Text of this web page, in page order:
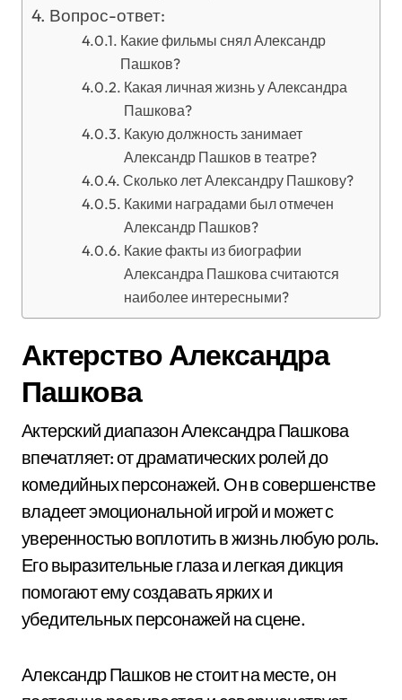
Вопрос-ответ:
Какие фильмы снял Александр
Пашков?
Какая личная жизнь у Александра
Пашкова?
Какую должность занимает
Александр Пашков в театре?
Сколько лет Александру Пашкову?
Какими наградами был отмечен
Александр Пашков?
Какие факты из биографии
Александра Пашкова считаются
наиболее интересными?
Актерство Александра
Пашкова
Актерский диапазон Александра Пашкова
впечатляет: от драматических ролей до
комедийных персонажей. Он в совершенстве
владеет эмоциональной игрой и может с
уверенностью воплотить в жизнь любую роль.
Его выразительные глаза и легкая дикция
помогают ему создавать ярких и
убедительных персонажей на сцене.
Александр Пашков не стоит на месте, он